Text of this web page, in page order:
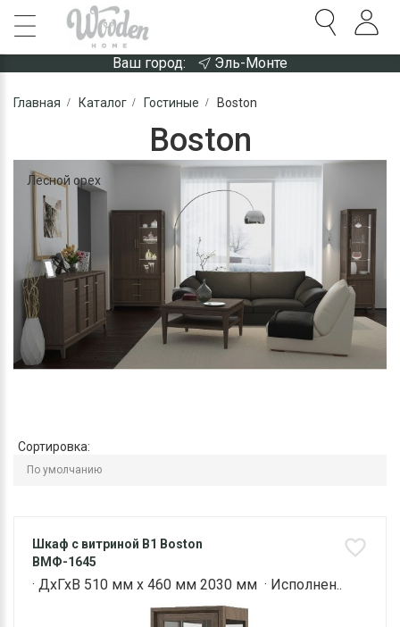
Ваш город: Эль-Монте
Главная Каталог Гостиные Boston
Boston
Лесной орех
Сортировка:
Шкаф с витриной B1 Boston
ВМФ-1645
· ДхГхВ 510 мм х 460 мм 2030 мм · Исполнен..